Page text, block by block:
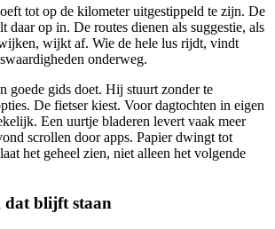
tot op de kilometer uitgestippeld te zijn. De
daar op in. De routes dienen als suggestie, als
wijkt af. Wie de hele lus rijdt, vindt
onderweg.
goede gids doet. Hij stuurt zonder te
De fietser kiest. Voor dagtochten in eigen
Een uurtje bladeren levert vaak meer
scrollen door apps. Papier dwingt tot
het geheel zien, niet alleen het volgende
dat blijft staan